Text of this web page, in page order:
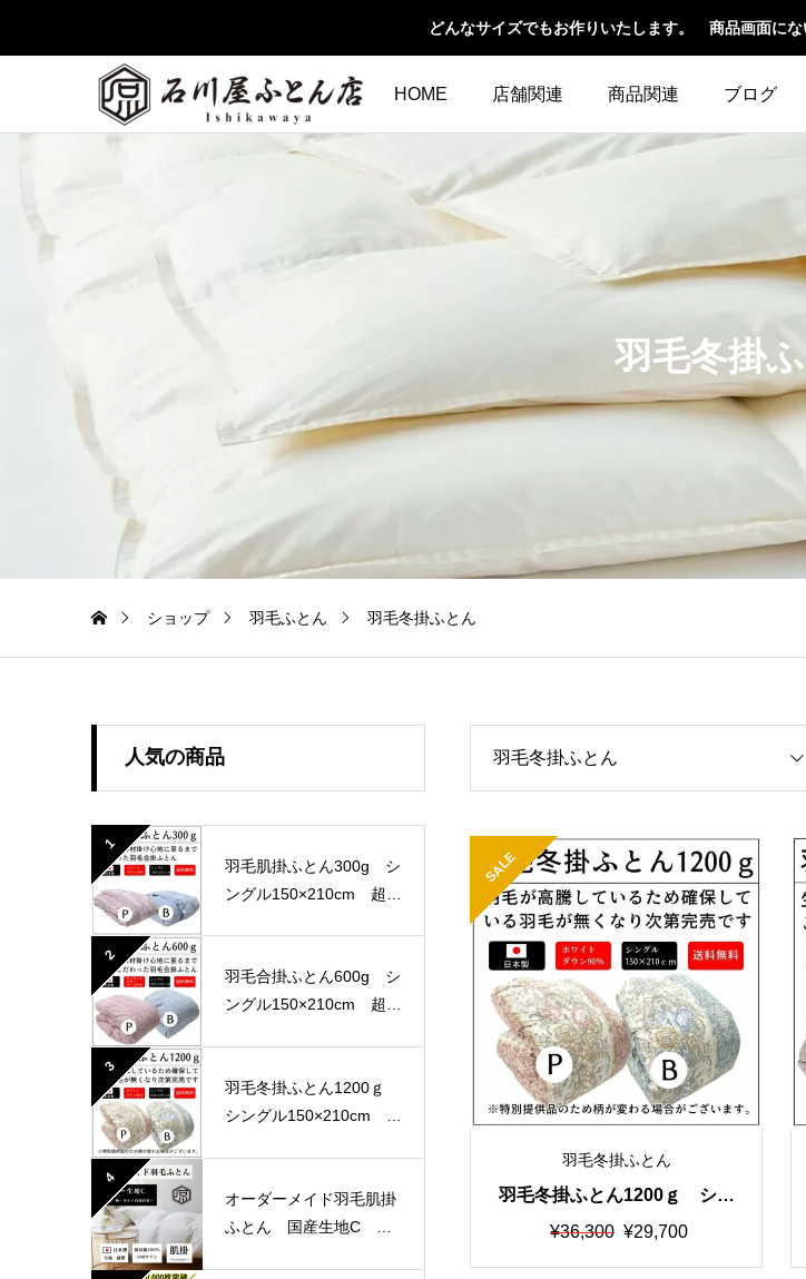
どんなサイズでもお作りいたします。 商品画面にな
HOME 店舗関連 商品関連 ブログ
羽毛冬掛
ショップ 羽毛ふとん 羽毛冬掛ふとん
羽毛冬掛ふとん
羽毛冬掛ふとん
羽毛冬掛ふとん1200ｇ シン
グル150×210cm 軽量生地
¥36,300 元
¥29,700
現
SALE
人気の商品
1
羽毛肌掛ふとん300g シ
ングル150×210cm 超長
2
羽毛合掛ふとん600g シ
ングル150×210cm 超長
3
羽毛冬掛ふとん1200ｇ
シングル150×210cm 軽
4
オーダーメイド羽毛肌掛
ふとん 国産生地C 選